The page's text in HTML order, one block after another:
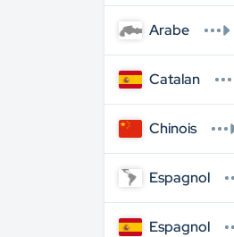
Arabe
Catalan
Chinois
Espagnol
Espagnol